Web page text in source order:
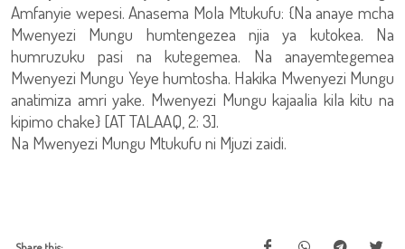
Amfanyie wepesi. Anasema Mola Mtukufu: {Na anaye mcha
Mwenyezi Mungu humtengezea njia ya kutokea. Na
humruzuku pasi na kutegemea. Na anayemtegemea
Mwenyezi Mungu Yeye humtosha. Hakika Mwenyezi Mungu
anatimiza amri yake. Mwenyezi Mungu kajaalia kila kitu na
kipimo chake} [AT TALAAQ, 2: 3].
Na Mwenyezi Mungu Mtukufu ni Mjuzi zaidi.